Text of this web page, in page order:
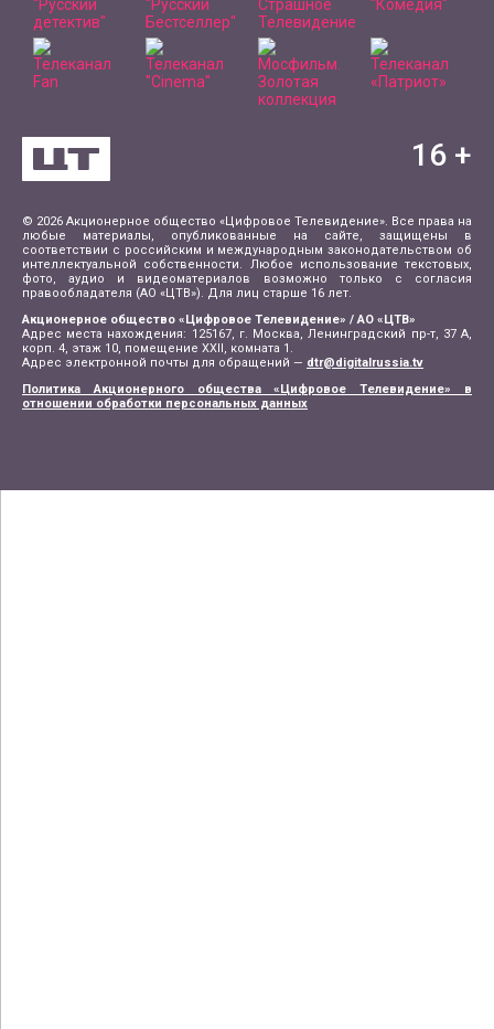
© 2026 Акционерное общество «Цифровое Телевидение». Все права на
любые материалы, опубликованные на сайте, защищены в
соответствии с российским и международным законодательством об
интеллектуальной собственности. Любое использование текстовых,
фото, аудио и видеоматериалов возможно только с согласия
правообладателя (АО «ЦТВ»). Для лиц старше 16 лет.
Акционерное общество «Цифровое Телевидение» / АО «ЦТВ»
Адрес места нахождения: 125167, г. Москва, Ленинградский пр-т, 37 А,
корп. 4, этаж 10, помещение XXII, комната 1.
Адрес электронной почты для обращений — dtr@digitalrussia.tv
Политика Акционерного общества «Цифровое Телевидение» в
отношении обработки персональных данных
16 +